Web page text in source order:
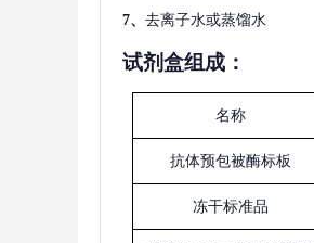
7、 去离子水或蒸馏水
试剂盒组成：
名称
抗体预包被酶标板
冻干标准品